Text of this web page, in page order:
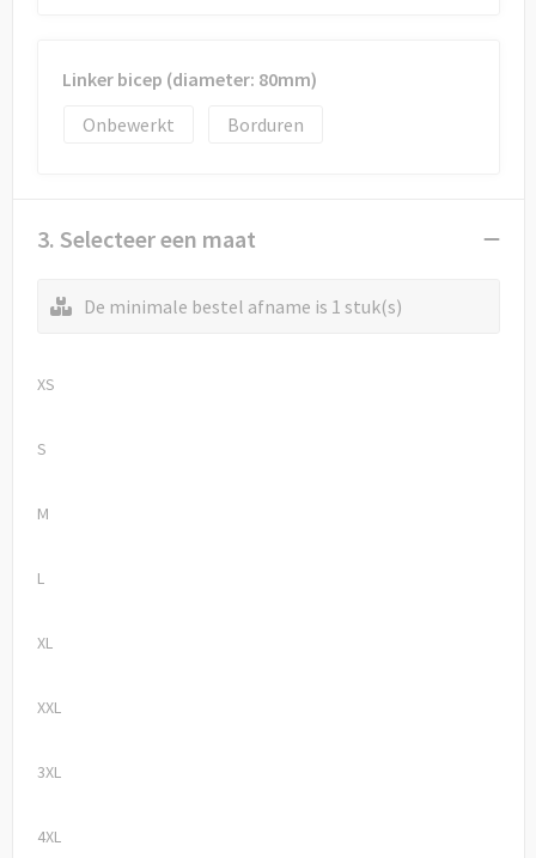
Linker bicep (diameter: 80mm)
Onbewerkt
Borduren
3. Selecteer een maat
De minimale bestel afname is 1 stuk(s)
XS
S
M
L
XL
XXL
3XL
4XL